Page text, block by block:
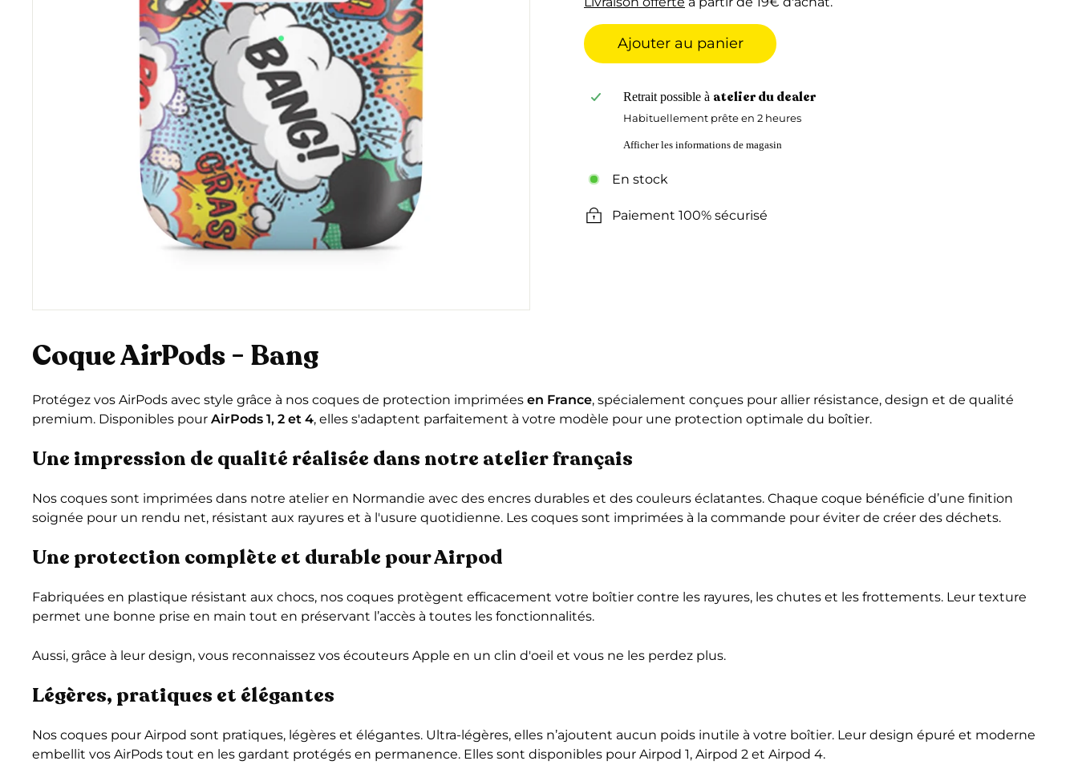
Ajouter au panier
Retrait possible à atelier du dealer
Habituellement prête en 2 heures
Afficher les informations de magasin
En stock
Paiement 100% sécurisé
Coque AirPods - Bang
Protégez vos AirPods avec style grâce à nos coques de protection imprimées en France, spécialement conçues pour allier résistance, design et de qualité
premium. Disponibles pour AirPods 1, 2 et 4, elles s'adaptent parfaitement à votre modèle pour une protection optimale du boîtier.
Une impression de qualité réalisée dans notre atelier français
Nos coques sont imprimées dans notre atelier en Normandie avec des encres durables et des couleurs éclatantes. Chaque coque bénéficie d’une finition
soignée pour un rendu net, résistant aux rayures et à l'usure quotidienne. Les coques sont imprimées à la commande pour éviter de créer des déchets.
Une protection complète et durable pour Airpod
Fabriquées en plastique résistant aux chocs, nos coques protègent efficacement votre boîtier contre les rayures, les chutes et les frottements. Leur texture
permet une bonne prise en main tout en préservant l’accès à toutes les fonctionnalités.
Aussi, grâce à leur design, vous reconnaissez vos écouteurs Apple en un clin d'oeil et vous ne les perdez plus.
Légères, pratiques et élégantes
Nos coques pour Airpod sont pratiques, légères et élégantes. Ultra-légères, elles n’ajoutent aucun poids inutile à votre boîtier. Leur design épuré et moderne
embellit vos AirPods tout en les gardant protégés en permanence. Elles sont disponibles pour Airpod 1, Airpod 2 et Airpod 4.